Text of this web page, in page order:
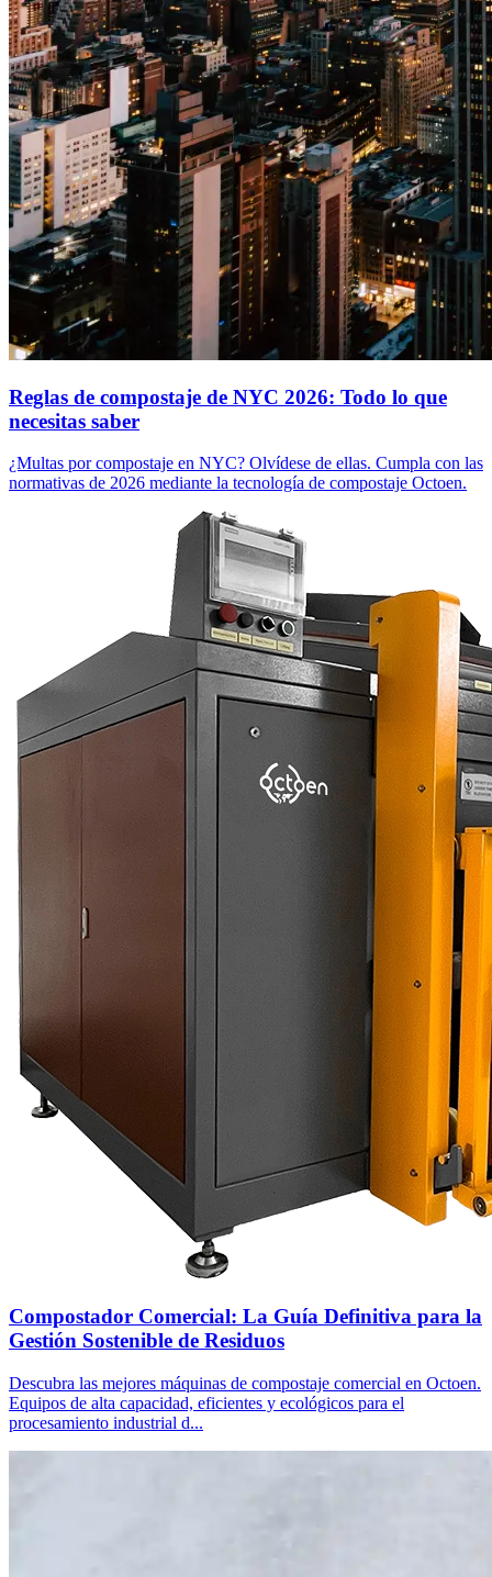
Reglas de compostaje de NYC 2026: Todo lo que
necesitas saber
¿Multas por compostaje en NYC? Olvídese de ellas. Cumpla con las
normativas de 2026 mediante la tecnología de compostaje Octoen.
Compostador Comercial: La Guía Definitiva para la
Gestión Sostenible de Residuos
Descubra las mejores máquinas de compostaje comercial en Octoen.
Equipos de alta capacidad, eficientes y ecológicos para el
procesamiento industrial d...